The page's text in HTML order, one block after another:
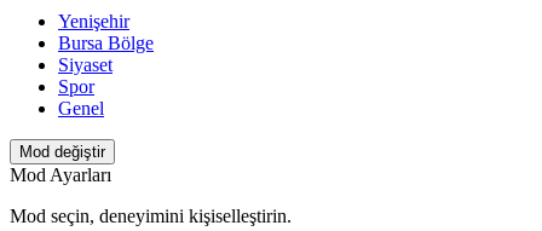
Yenişehir
Bursa Bölge
Siyaset
Spor
Genel
Mod değiştir
Mod Ayarları
Mod seçin, deneyimini kişiselleştirin.